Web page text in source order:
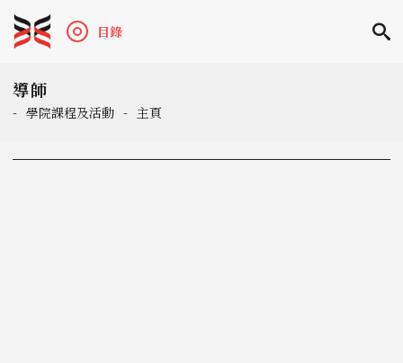
目錄
導師
- 學院課程及活動 - 主頁